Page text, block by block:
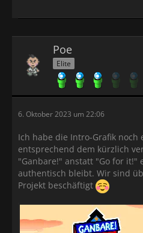
Poe
Elite
6. Oktober 2023 um 22:06
Ich habe die Intro-Grafik
entsprechend dem kürzlich
"Ganbare!" anstatt "Go for it!"
authentisch bleibt. Wir sind
Projekt beschäftigt